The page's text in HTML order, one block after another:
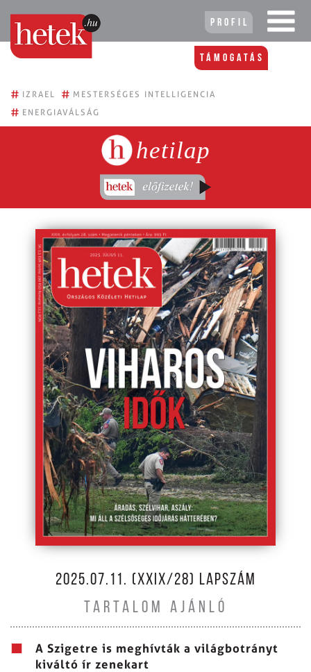
Profil
Támogatás
# IZRAEL # MESTERSÉGES INTELLIGENCIA
# ENERGIAVÁLSÁG
hetilap
2025.07.11. (XXIX/28) LAPSZÁM
TARTALOM AJÁNLÓ
A Szigetre is meghívták a világbotrányt
kiváltó ír zenekart